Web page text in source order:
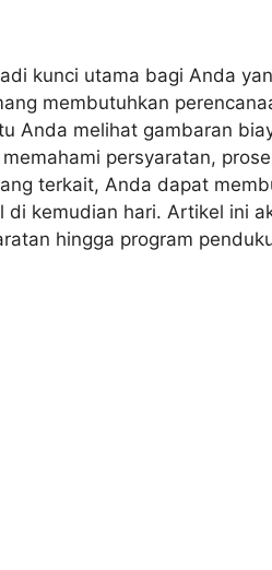
kunci utama bagi Anda
membutuhkan
Anda melihat gambaran
persyaratan,
terkait, Anda dapat
kemudian hari. Artikel ini
hingga program